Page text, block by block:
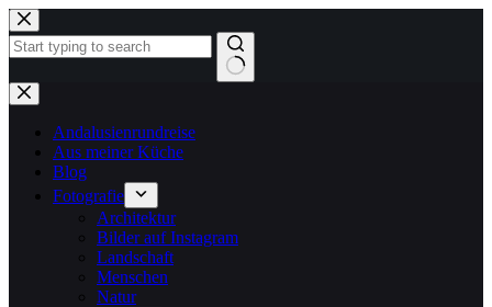
Zum
Inhalt
springen
Keine
Ergebnisse
Andalusienrundreise
Aus meiner Küche
Blog
Fotografie
Architektur
Bilder auf Instagram
Landschaft
Menschen
Natur